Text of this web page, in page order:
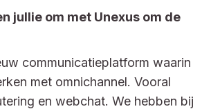
jullie om met Unexus om de
communicatieplatform waarin
met omnichannel. Vooral
en webchat. We hebben bij